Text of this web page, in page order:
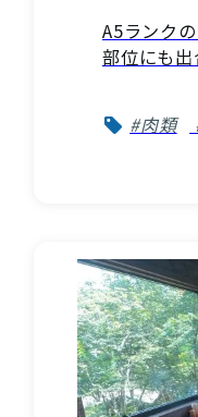
A5ランク
部位にも
#肉類